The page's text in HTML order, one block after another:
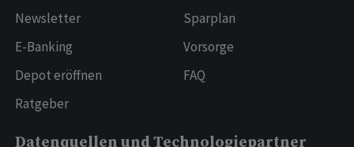
Newsletter
E-Banking
Depot eröffnen
Ratgeber
Sparplan
Vorsorge
FAQ
Datenquellen und Technologiepartner